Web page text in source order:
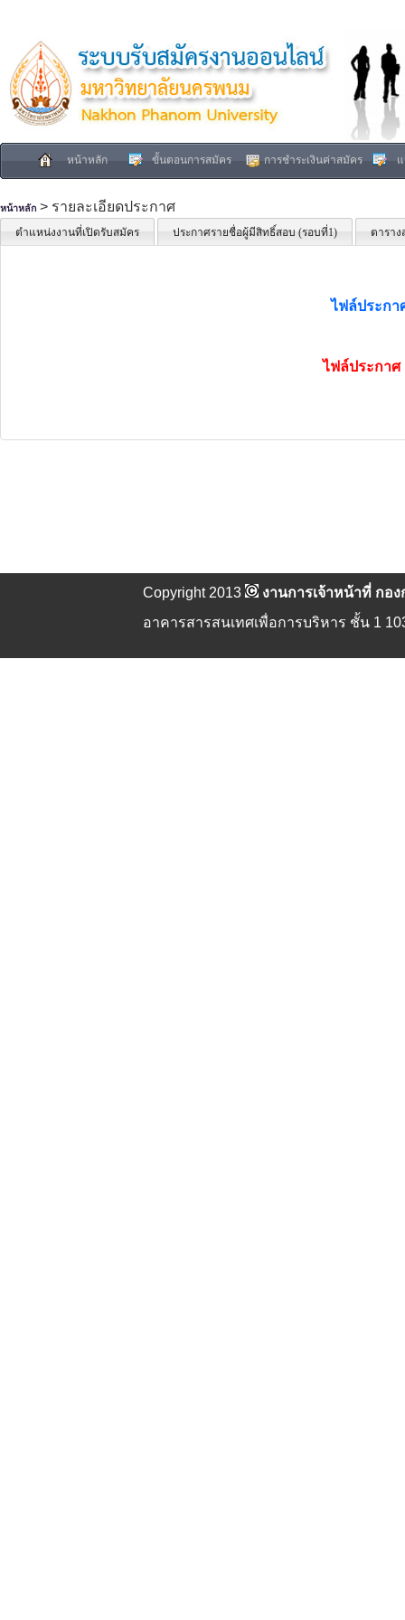
หน้าหลัก ขั้นตอนการสมัคร การชำระเงินค่าสมัคร
หน้าหลัก > รายละเอียดประกาศ
ตำแหน่งงานที่เปิดรับสมัคร ประกาศรายชื่อผู้มีสิทธิ์สอบ (รอบที่1) ตารา
ไฟล์ประกา
ไฟล์ประกาศ
Copyright 2013
งานการเจ้าหน้าที่ กอ
อาคารสารสนเทศเพื่อการบริหาร ชั้น 1